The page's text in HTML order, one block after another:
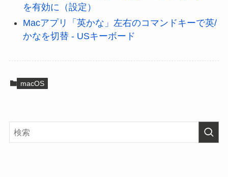
を有効に（設定）
Macアプリ「英かな」左右のコマンドキーで英/
かなを切替 - USキーボード
macOS